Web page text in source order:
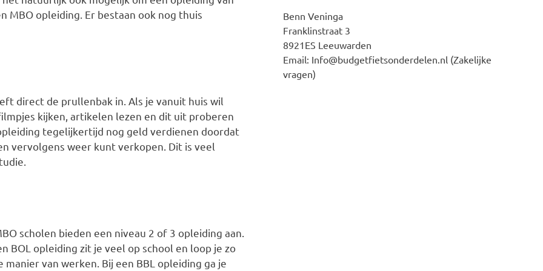
MBO opleiding. Er bestaan ook nog thuis
direct de prullenbak in. Als je vanuit huis wil
kijken, artikelen lezen en dit uit proberen
tegelijkertijd nog geld verdienen doordat
vervolgens weer kunt verkopen. Dit is veel
scholen bieden een niveau 2 of 3 opleiding aan.
BOL opleiding zit je veel op school en loop je zo
van werken. Bij een BBL opleiding ga je
Benn Veninga
Franklinstraat 3
8921ES Leeuwarden
Email: Info@budgetfietsonderdelen.nl (Zakelijke
vragen)